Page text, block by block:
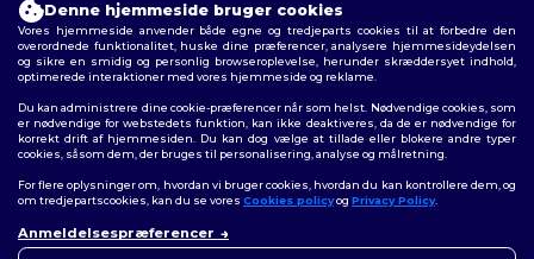
2026. Alle rettigheder forbeholdes
Vilkår og Betingelser|Tilpasset politik|Fortrolighedspolitik|Politik for
cookies|Sitemap
Denne hjemmeside bruger cookies
Vores hjemmeside anvender både egne og tredjeparts cookies til at forbedre den
overordnede funktionalitet, huske dine præferencer, analysere hjemmesideydelsen
og sikre en smidig og personlig browseroplevelse, herunder skræddersyet indhold,
optimerede interaktioner med vores hjemmeside og reklame.
Du kan administrere dine cookie-præferencer når som helst. Nødvendige cookies, som
er nødvendige for webstedets funktion, kan ikke deaktiveres, da de er nødvendige for
korrekt drift af hjemmesiden. Du kan dog vælge at tillade eller blokere andre typer
cookies, såsom dem, der bruges til personalisering, analyse og målretning.
For flere oplysninger om, hvordan vi bruger cookies, hvordan du kan kontrollere dem, og
om tredjepartscookies, kan du se vores Cookies policyog Privacy Policy.
Anmeldelsespræferencer